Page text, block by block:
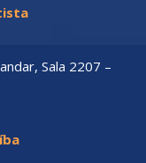
Sala 2207 –